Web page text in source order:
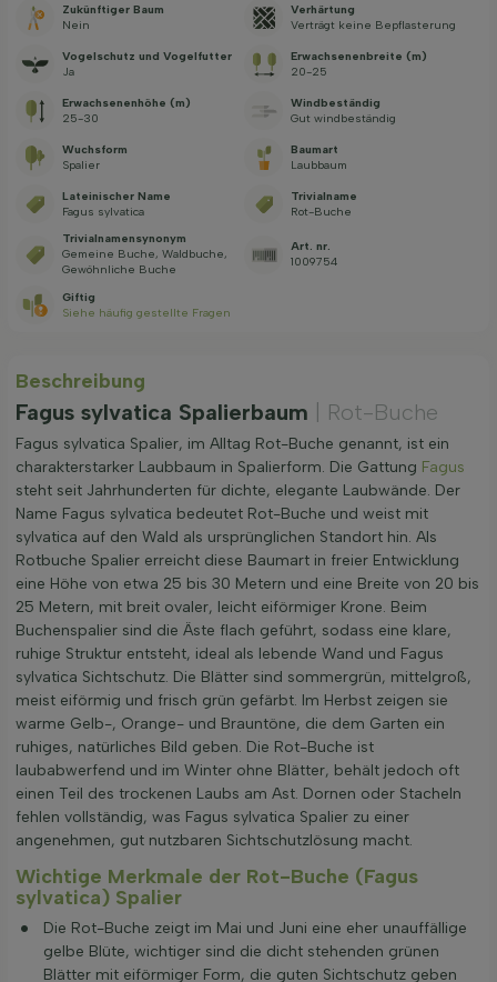
Zukünftiger Baum
Nein
Verhärtung
Verträgt keine Bepflasterung
Vogelschutz und Vogelfutter
Ja
Erwachsenenbreite (m)
20-25
Erwachsenenhöhe (m)
25-30
Windbeständig
Gut windbeständig
Wuchsform
Spalier
Baumart
Laubbaum
Lateinischer Name
Fagus sylvatica
Trivialname
Rot-Buche
Trivialnamensynonym
Gemeine Buche, Waldbuche,
Gewöhnliche Buche
Art. nr.
1009754
Giftig
Siehe häufig gestellte Fragen
Beschreibung
Fagus sylvatica Spalierbaum | Rot-Buche
Fagus sylvatica Spalier, im Alltag Rot-Buche genannt, ist ein
charakterstarker Laubbaum in Spalierform. Die Gattung Fagus
steht seit Jahrhunderten für dichte, elegante Laubwände. Der
Name Fagus sylvatica bedeutet Rot-Buche und weist mit
sylvatica auf den Wald als ursprünglichen Standort hin. Als
Rotbuche Spalier erreicht diese Baumart in freier Entwicklung
eine Höhe von etwa 25 bis 30 Metern und eine Breite von 20 bis
25 Metern, mit breit ovaler, leicht eiförmiger Krone. Beim
Buchenspalier sind die Äste flach geführt, sodass eine klare,
ruhige Struktur entsteht, ideal als lebende Wand und Fagus
sylvatica Sichtschutz. Die Blätter sind sommergrün, mittelgroß,
meist eiförmig und frisch grün gefärbt. Im Herbst zeigen sie
warme Gelb-, Orange- und Brauntöne, die dem Garten ein
ruhiges, natürliches Bild geben. Die Rot-Buche ist
laubabwerfend und im Winter ohne Blätter, behält jedoch oft
einen Teil des trockenen Laubs am Ast. Dornen oder Stacheln
fehlen vollständig, was Fagus sylvatica Spalier zu einer
angenehmen, gut nutzbaren Sichtschutzlösung macht.
Wichtige Merkmale der Rot-Buche (Fagus
sylvatica) Spalier
Die Rot-Buche zeigt im Mai und Juni eine eher unauffällige
gelbe Blüte, wichtiger sind die dicht stehenden grünen
Blätter mit eiförmiger Form, die guten Sichtschutz geben